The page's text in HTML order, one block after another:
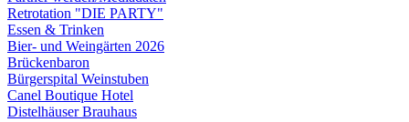
Retrotation "DIE PARTY"
Essen & Trinken
Bier- und Weingärten 2026
Brückenbaron
Bürgerspital Weinstuben
Canel Boutique Hotel
Distelhäuser Brauhaus